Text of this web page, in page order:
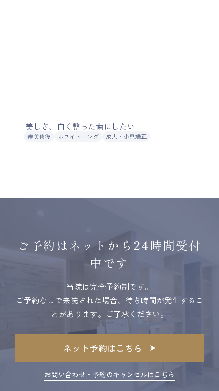
美しさ、白く整った歯にしたい
審美修復 ホワイトニング 成人・小児矯正
ご予約はネットから24時間受付
中です
当院は完全予約制です。
ご予約なしで来院された場合、待ち時間が発生するこ
とがあります。ご了承ください。
ネット予約はこちら
お問い合わせ・予約のキャンセルはこちら